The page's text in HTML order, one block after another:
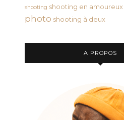
shooting shooting en amoureux
photo shooting à deux
A PROPOS